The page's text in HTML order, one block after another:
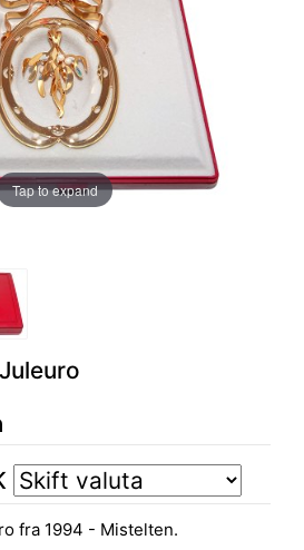
Tap to expand
fra 1994 - Mistelten.